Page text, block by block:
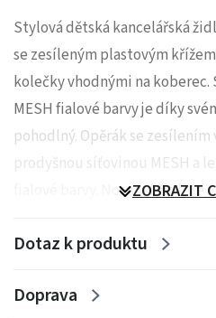
Stylová dětská kancelářská
se zesíleným plastovým
kolečky vhodnými na
MESH fialové barvy je díky
pohodlný. Opěrák se
prodyšnou síťovinou MESH a
fialové barvy. Nosnost židle je
ZOBRAZIT
Dotaz k produktu
Doprava